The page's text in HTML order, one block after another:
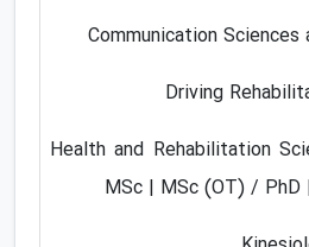
Communication
Driving
Health and Rehabilitation
MSc | MSc (OT) /